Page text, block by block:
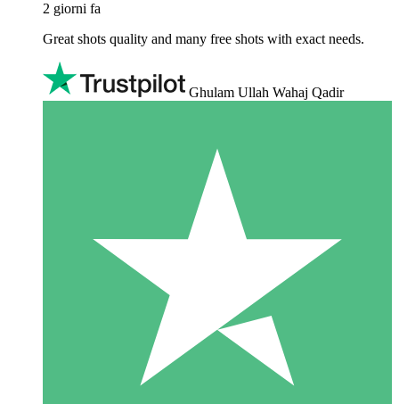
2 giorni fa
Great shots quality and many free shots with exact needs.
Ghulam Ullah Wahaj Qadir